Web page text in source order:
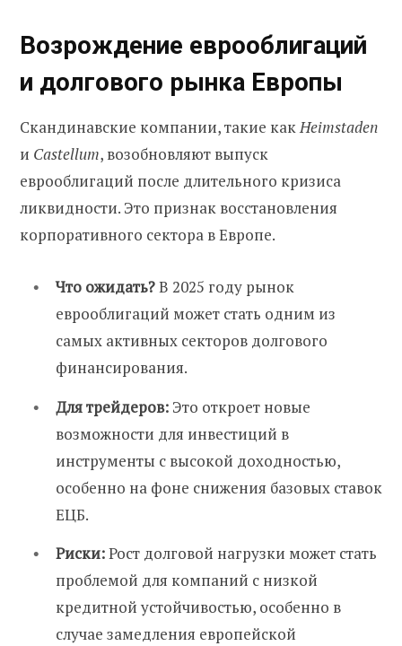
Возрождение еврооблигаций
и долгового рынка Европы
Скандинавские компании, такие какHeimstaden
и Castellum, возобновляют выпуск
еврооблигаций после длительного кризиса
ликвидности. Это признак восстановления
корпоративного сектора в Европе.
Что ожидать?В 2025 году рынок
еврооблигаций может стать одним из
самых активных секторов долгового
финансирования.
Для трейдеров: Это откроет новые
возможности для инвестиций в
инструменты с высокой доходностью,
особенно на фоне снижения базовых ставок
ЕЦБ.
Риски:Рост долговой нагрузки может стать
проблемой для компаний с низкой
кредитной устойчивостью, особенно в
случае замедления европейской